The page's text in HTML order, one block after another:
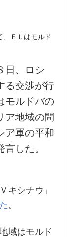
日、ロシ
る交渉が行
モルドバの
ア地域の問
ア軍の平和
した。
キシナウ」
。
域はモルド